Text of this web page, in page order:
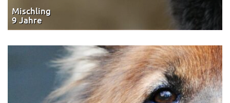
Mischling
9 Jahre